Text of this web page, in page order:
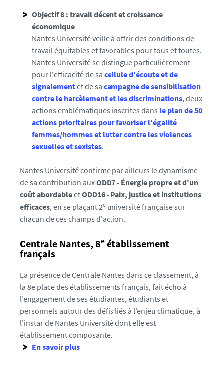
4
e
i
r
2
0
2
_
1
6
5
5
6
3
Objectif 8 : travail décent et croissance
économique
Nantes Université veille à offrir des conditions de
travail équitables et favorables pour tous et toutes.
Nantes Université se distingue particulièrement
pour l'efficacité de sa cellule d'écoute et de
signalementet de sa campagne de sensibilisation
contre le harcèlement et les discriminations, deux
actions emblématiques inscrites dans le plan de 50
actions prioritaires pour favoriser l'égalité
femmes/hommes et lutter contre les violences
sexuelles et sexistes.
Nantes Université confirme par ailleurs le dynamisme
de sa contribution auxODD7 - Énergie propre et d'un
coût abordableetODD16 - Paix, justice et institutions
efficaces, en se plaçant 2e université française sur
chacun de ces champs d'action.
Centrale Nantes, 8e établissement
français
La présence de Centrale Nantes dans ce classement, à
la 8e place des établissements français, fait écho à
l’engagement de ses étudiantes, étudiants et
personnels autour des défis liés à l’enjeu climatique, à
l'instar de Nantes Université dont elle est
établissement composante.
En savoir plus